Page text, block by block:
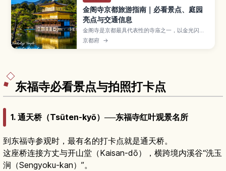
金阁寺京都旅游指南｜必看景点、庭园
亮点与交通信息
金阁寺是京都最具代表性的寺庙之一，以金光闪耀
的三层楼阁和倒映在池水中的景色闻名。本文将为
你介绍金阁寺的必看亮点、四季庭园风景、参观小
京都府 →
东福寺必看景点与拍照打卡点
1. 通天桥（Tsūten-kyō）──东福寺红叶观景名所
到东福寺参观时，最有名的打卡点就是通天桥。
这座桥连接方丈与开山堂（Kaisan-dō），横跨境内溪谷“洗玉
涧（Sengyoku-kan）”。